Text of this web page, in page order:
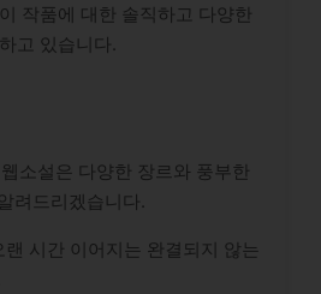
작품에 대한 솔직하고 다양한
고 있습니다.
소설은 다양한 장르와 풍부한
려드리겠습니다.
시간 이어지는 완결되지 않는